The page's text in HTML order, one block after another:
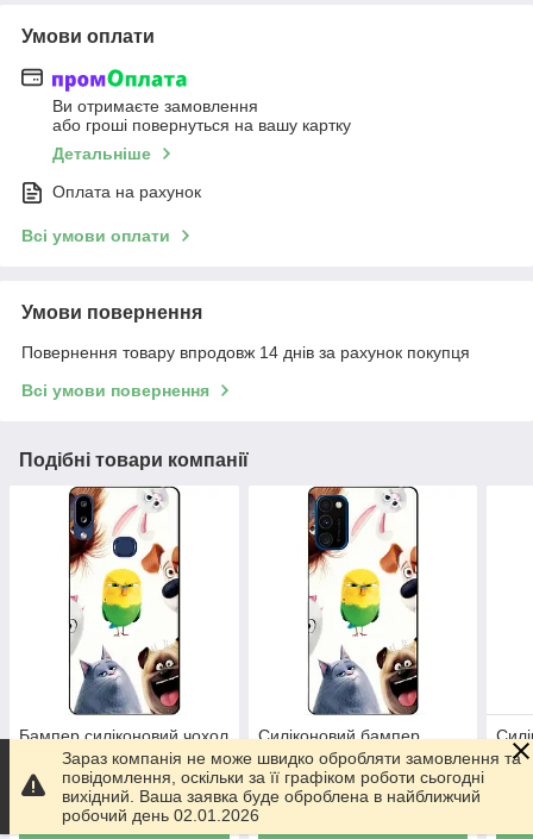
Умови оплати
Ви отримаєте замовлення
або гроші повернуться на вашу картку
Детальніше
Оплата на рахунок
Всі умови оплати
Умови повернення
Повернення товару впродовж 14 днів за рахунок покупця
Всі умови повернення
Подібні товари компанії
Бампер силіконовий чохол
для Samsung A10s 2019
Galaxy A107f з малюнком
Таємна Життя Домашніх
Тварин
230 ₴
Силіконовий бампер
чохол для Samsung M30s
2019 Galaxy M307f з
малюнком Таємна Життя
Домашніх Тварин
230₴
Зараз компанія не може швидко обробляти замовлення та
повідомлення, оскільки за її графіком роботи сьогодні
вихідний. Ваша заявка буде оброблена в найближчий
робочий день 02.01.2026